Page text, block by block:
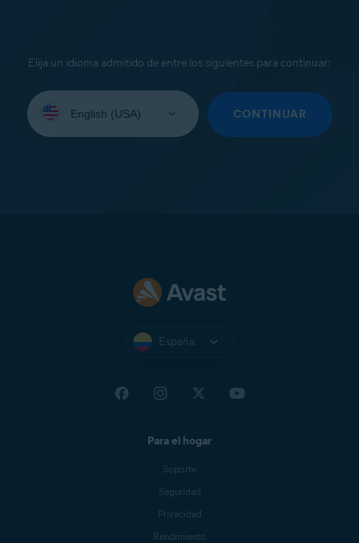
Elija un idioma admitido de entre los siguientes para continuar:
su
CONTINUAR
España
Para el hogar
Soporte
Seguridad
Privacidad
Rendimiento